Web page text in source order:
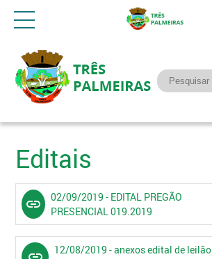
Editais
link
02/09/2019 - EDITAL PREGÃO
PRESENCIAL 019.2019
12/08/2019 - anexos edital de leilão